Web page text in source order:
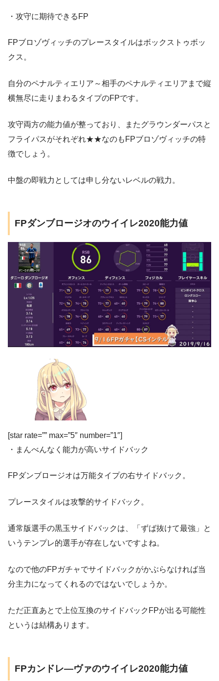
・攻守に期待できるFP
FPブロゾヴィッチのプレースタイルはボックストゥボッ
クス。
自分のペナルティエリア～相手のペナルティエリアまで縦
横無尽に走りまわるタイプのFPです。
攻守両方の能力値が整っており、またグラウンダーパスと
フライパスがそれぞれ★★なのもFPブロゾヴィッチの特
徴でしょう。
中盤の即戦力としては申し分ないレベルの戦力。
FPダンブロージオのウイイレ2020能力値
[star rate=”” max=”5″ number=”1″]
・まんべんなく能力が高いサイドバック
FPダンブロージオは万能タイプの右サイドバック。
プレースタイルは攻撃的サイドバック。
通常版選手の黒玉サイドバックは、「ずば抜けて最強」と
いうテンプレ的選手が存在しないですよね。
なので他のFPガチャでサイドバックがかぶらなければ当
分主力になってくれるのではないでしょうか。
ただ正直あとで上位互換のサイドバックFPが出る可能性
というは結構あります。
FPカンドレ―ヴァのウイイレ2020能力値